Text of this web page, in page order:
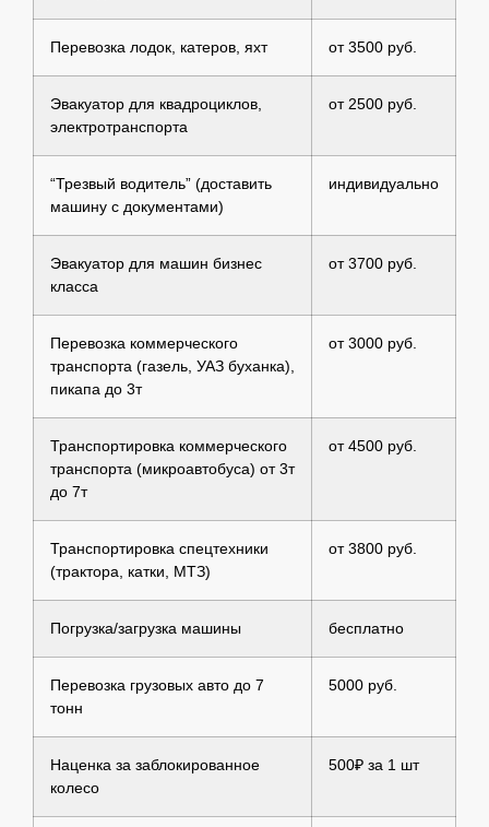
Перевозка лодок, катеров, яхт от 3500 руб.
Эвакуатор для квадроциклов,
электротранспорта
от 2500 руб.
“Трезвый водитель” (доставить
машину с документами)
индивидуально
Эвакуатор для машин бизнес
класса
от 3700 руб.
Перевозка коммерческого
транспорта (газель, УАЗ буханка),
пикапа до 3т
от 3000 руб.
Транспортировка коммерческого
транспорта (микроавтобуса) от 3т
до 7т
от 4500 руб.
Транспортировка спецтехники
(трактора, катки, МТЗ)
от 3800 руб.
Погрузка/загрузка машины бесплатно
Перевозка грузовых авто до 7
тонн
5000 руб.
Наценка за заблокированное
колесо
500₽ за 1 шт